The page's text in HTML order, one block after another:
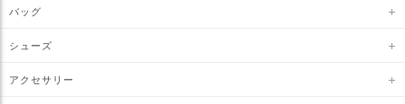
バッグ
シューズ
アクセサリー